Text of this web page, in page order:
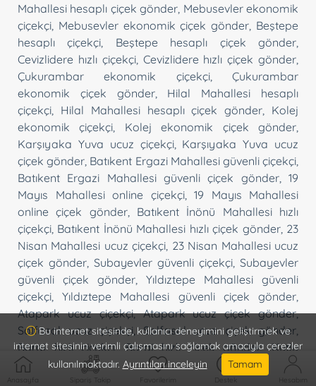
Mahallesi hesaplı çiçek gönder Mebusevler ekonomik
çiçekçi Mebusevler ekonomik çiçek gönder Beştepe
hesaplı çiçekçi
Beştepe hesaplı çiçek gönder
Cevizlidere hızlı çiçekçi, Cevizlidere hızlı çiçek gönder
Çukurambar ekonomik çiçekçi,Çukurambar
ekonomik çiçek gönder, Hilal Mahallesi hesaplı
çiçekçi
Hilal Mahallesi hesaplı çiçek gönder
Kolej
ekonomik çiçekçi
Kolej ekonomik çiçek gönder
Karşıyaka Yuva ucuz çiçekçi, Karşıyaka Yuva ucuz
çiçek gönder Batıkent Ergazi Mahallesi güvenli çiçekçi
Batıkent Ergazi Mahallesi güvenli çiçek gönder,19
Mayıs Mahallesi online çiçekçi, 19 Mayıs Mahallesi
online çiçek gönder, Batıkent İnönü Mahallesi hızlı
çiçekçi Batıkent İnönü Mahallesi hızlı çiçek gönder, 23
Nisan Mahallesi ucuz çiçekçi 23 Nisan Mahallesi ucuz
çiçek gönder Subayevler güvenli çiçekçi Subayevler
güvenli çiçek gönder
Yıldıztepe Mahallesi güvenli
çiçekçi ,Yıldıztepe Mahallesi güvenli çiçek gönder
Atapark ucuz çiçekçi,Atapark ucuz çiçek gönder,
Solfasol ucuz çiçekçi ,Solfasol ucuz çiçek gönder
Baraj hızlı çiçekçi,Baraj hızlı çiçek gönder,Kutlu
Mahallesi hızlı çiçekçi,Kutlu Mahallesi hızlı çiçek
gönder
Şahap Gürler Mahallesi kaliteli çiçekçi Şahap
Anasayfa Sipariş Takip Favorilerim Destek Hesabım
Bu internet sitesinde, kullanıcı deneyimini geliştirmek ve
internet sitesinin verimli çalışmasını sağlamak amacıyla çerezler
kullanılmaktadır. Ayrıntıları inceleyin Tamam